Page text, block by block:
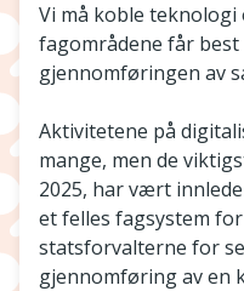
Vi må koble teknologi
fagområdene får
gjennomføringen av
Aktivitetene på
mange, men de
2025, har vært
et felles fagsystem
statsforvalterne for
gjennomføring av en